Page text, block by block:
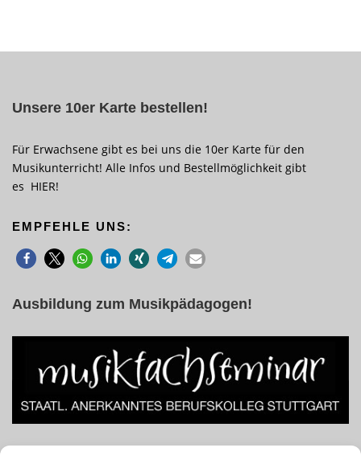
Unsere 10er Karte bestellen!
Für Erwachsene gibt es bei uns die 10er Karte für den
Musikunterricht! Alle Infos und Bestellmöglichkeit gibt
es HIER!
EMPFEHLE UNS:
Ausbildung zum Musikpädagogen!